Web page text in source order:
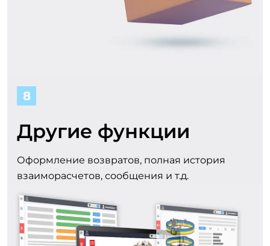
8
Другие функции
Оформление возвратов, полная история
взаиморасчетов, сообщения и т.д.